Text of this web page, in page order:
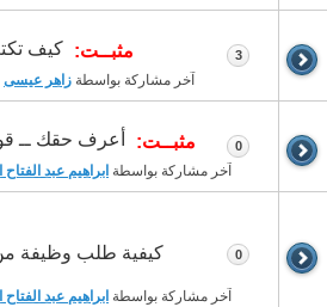
مثبــت: كيف
آخر مشاركة بواسطة زاهر عيسى
3
مثبــت: أعرف حقك ــ
آخر مشاركة بواسطة ابراهيم عبد الفتاح
0
كيفية طلب وظيفة
آخر مشاركة بواسطة ابراهيم عبد الفتاح
0